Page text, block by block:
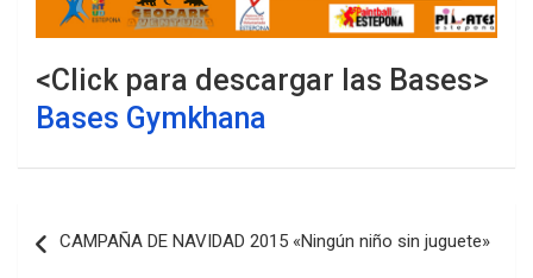
<Click para descargar las Bases>
Bases Gymkhana
de
CAMPAÑA DE NAVIDAD 2015 «Ningún niño sin juguete»